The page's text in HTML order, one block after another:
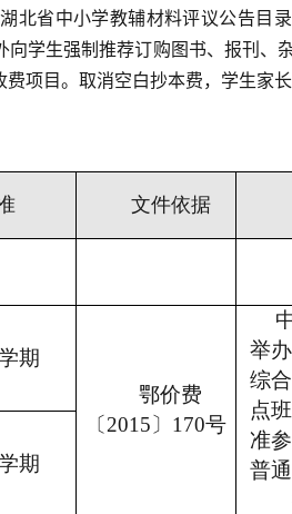
北省中小学教辅材料评议公告目
学生强制推荐订购图书、报刊、
项目。取消空白抄本费，学生家长
文件依据
期
鄂价费
〔2015〕170号
举
综
点
准
普
期